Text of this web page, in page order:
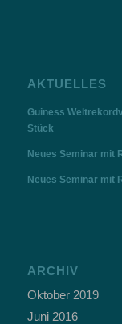
AKTUELLES
Guiness
Stück
Neues Seminar mit
Neues Seminar mit
ARCHIV
Oktober 2019
Juni 2016